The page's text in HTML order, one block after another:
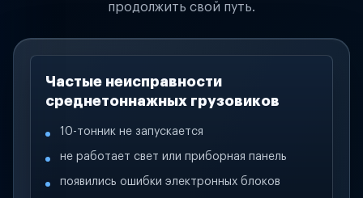
продолжить свой путь.
Частые неисправности
среднетоннажных грузовиков
10-тонник не запускается
не работает свет или приборная панель
появились ошибки электронных блоков